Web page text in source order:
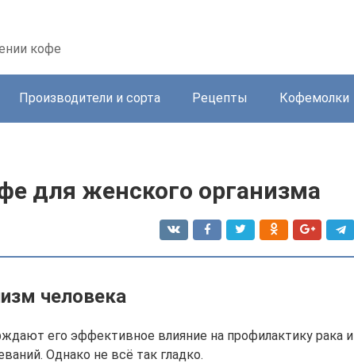
кофе
Производители и сорта Рецепты Кофемолки
для женского организма
человека
его эффективное влияние на профилактику рака и
Однако не всё так гладко.